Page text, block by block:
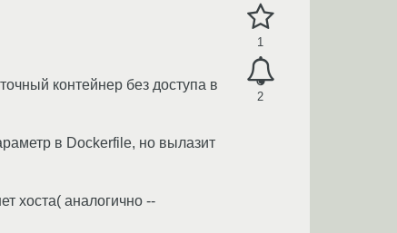
1
2
контейнер без доступа в
в Dockerfile, но вылазит
хоста( аналогично --